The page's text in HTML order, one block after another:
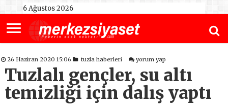
6 Ağustos 2026
26 Haziran 2020 15:06 tuzla haberleri yorum yap
Tuzlalı gençler, su altı
temizliği için dalış yaptı